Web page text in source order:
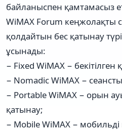
байланыспен қамтамасыз
WiMAX Forum кеңжолақты
қолдайтын бес қатынау
ұсынады:
− Fixed WiMAX − бекітілген
− Nomadic WiMAX −
− Portable WiMAX − орын
қатынау;
− Mobile WiMAX − мобильді